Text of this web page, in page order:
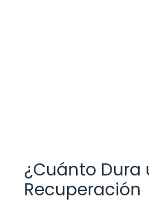
¿Cuánto Dura
Recuperación